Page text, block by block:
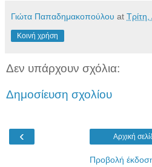
Γιώτα Παπαδημακοπούλου at
Κοινή χρήση
Δεν υπάρχουν σχόλια:
Δημοσίευση σχολίου
‹ Αρχική
Προβολή